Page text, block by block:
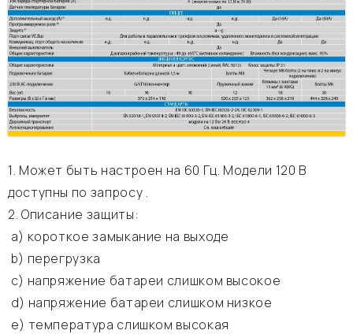
1. Может быть настроен на 60 Гц. Модели 120 В
доступны по запросу .
2. Описание защиты:
а) короткое замыкание на выходе
b) перегрузка
c) напряжение батареи слишком высокое
d) напряжение батареи слишком низкое
e) температура слишком высокая